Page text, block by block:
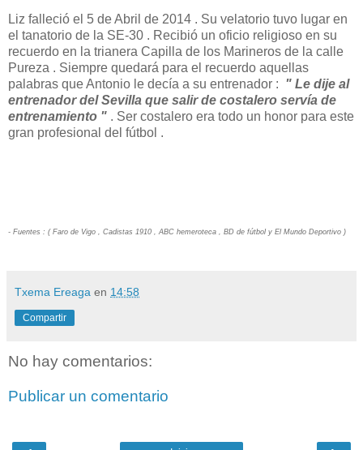
Liz falleció el 5 de Abril de 2014 . Su velatorio tuvo lugar en
el tanatorio de la SE-30 . Recibió un oficio religioso en su
recuerdo en la trianera Capilla de los Marineros de la calle
Pureza . Siempre quedará para el recuerdo aquellas
palabras que Antonio le decía a su entrenador : " Le dije al
entrenador del Sevilla que salir de costalero servía de
entrenamiento " . Ser costalero era todo un honor para este
gran profesional del fútbol .
- Fuentes : ( Faro de Vigo , Cadistas 1910 , ABC hemeroteca , BD de fútbol y El Mundo Deportivo )
Txema Ereaga en 14:58
Compartir
No hay comentarios:
Publicar un comentario